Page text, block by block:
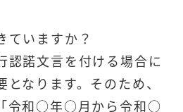
いますか？
認諾文言を付ける場合に
なります。そのため、
令和○年○月から令和○